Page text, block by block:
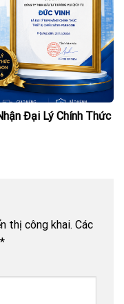
Đại Lý Chính Thức
thị công khai. Các
*